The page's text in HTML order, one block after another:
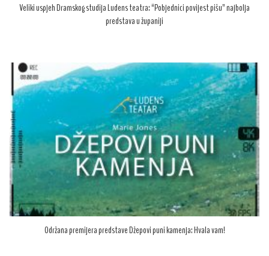
Veliki uspjeh Dramskog studija Ludens teatra: “Pobjednici povijest pišu” najbolja
predstava u županiji
Održana premijera predstave Džepovi puni kamenja: Hvala vam!